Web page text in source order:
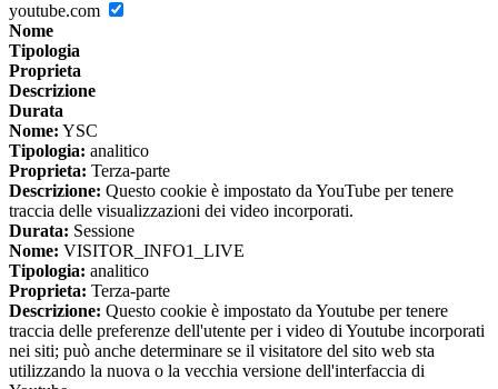
youtube.com
Nome
Tipologia
Proprieta
Descrizione
Durata
Nome: YSC
Tipologia: analitico
Proprieta: Terza-parte
Descrizione: Questo cookie è impostato da YouTube per tenere
traccia delle visualizzazioni dei video incorporati.
Durata: Sessione
Nome: VISITOR_INFO1_LIVE
Tipologia: analitico
Proprieta: Terza-parte
Descrizione: Questo cookie è impostato da Youtube per tenere
traccia delle preferenze dell'utente per i video di Youtube incorporati
nei siti; può anche determinare se il visitatore del sito web sta
utilizzando la nuova o la vecchia versione dell'interfaccia di